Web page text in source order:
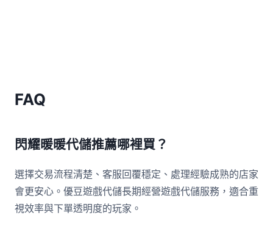
FAQ
閃耀暖暖代儲推薦哪裡買？
選擇交易流程清楚、客服回覆穩定、處理經驗成熟的店家
會更安心。優豆遊戲代儲長期經營遊戲代儲服務，適合重
視效率與下單透明度的玩家。